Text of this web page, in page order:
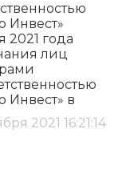
Инвест»
2021 года
лиц
Инвест» в
2021 16:21:14